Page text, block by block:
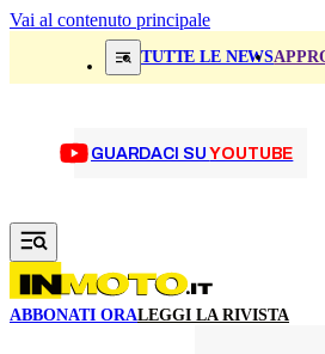
Vai al contenuto principale
TUTTE LE NEWS
GUARDACI SUYOUTUBE
ABBONATI ORALEGGI LA RIVISTA